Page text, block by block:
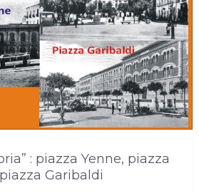
: piazza Yenne, piazza
Garibaldi